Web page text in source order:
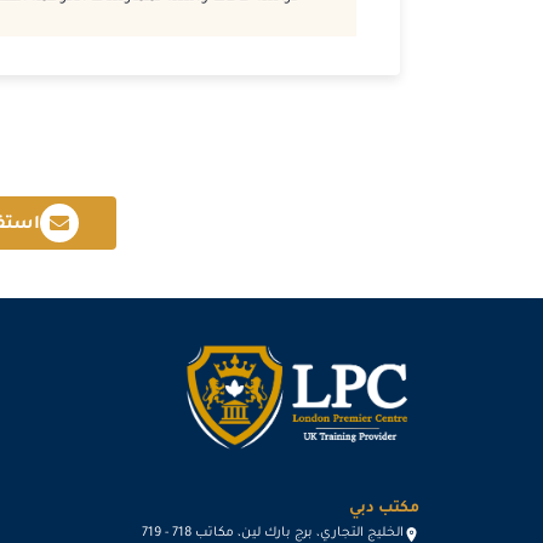
مكتب دبي
الخليج التجاري، برج بارك لين، مكاتب 718 - 719